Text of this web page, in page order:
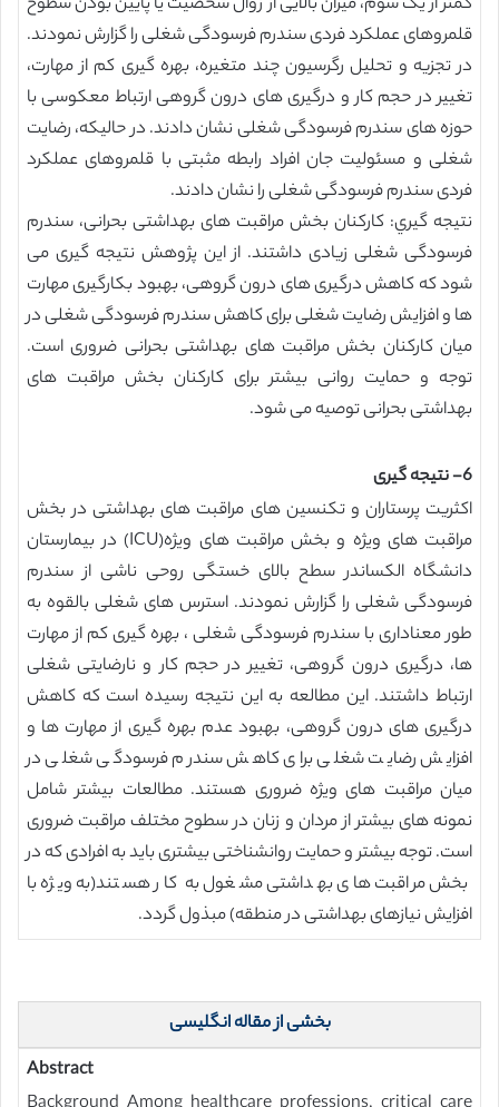
قلمروهای عملکرد فردی سندرم فرسودگی شغلی را گزارش نمودند.
در تجزیه و تحلیل رگرسیون چند متغیره، بهره گیری کم از مهارت،
تغییر در حجم کار و درگیری های درون گروهی ارتباط معکوسی با
حوزه های سندرم فرسودگی شغلی نشان دادند. در حالیکه، رضایت
شغلی و مسئولیت جان افراد رابطه مثبتی با قلمروهای عملکرد
فردی سندرم فرسودگی شغلی را نشان دادند.
نتيجه گيري: کارکنان بخش مراقبت های بهداشتی بحرانی، سندرم
فرسودگی شغلی زیادی داشتند. از این پژوهش نتیجه گیری می
شود که کاهش درگیری های درون گروهی، بهبود بکارگیری مهارت
ها و افزایش رضایت شغلی برای کاهش سندرم فرسودگی شغلی در
میان کارکنان بخش مراقبت های بهداشتی بحرانی ضروری است.
توجه و حمایت روانی بیشتر برای کارکنان بخش مراقبت های
بهداشتی بحرانی توصیه می شود.
6- نتیجه گیری
اکثریت پرستاران و تکنسین های مراقبت های بهداشتی در بخش
مراقبت های ویژه و بخش مراقبت های ویژه(ICU) در بیمارستان
دانشگاه الکساندر سطح بالای خستگی روحی ناشی از سندرم
فرسودگی شغلی را گزارش نمودند. استرس های شغلی بالقوه به
طور معناداری با سندرم فرسودگی شغلی ، بهره گیری کم از مهارت
ها، درگیری درون گروهی، تغییر در حجم کار و نارضایتی شغلی
ارتباط داشتند. این مطالعه به این نتیجه رسیده است که کاهش
درگیری های درون گروهی، بهبود عدم بهره گیری از مهارت ها و
افزایش رضایت شغلی برای کاهش سندرم فرسودگی شغلی در
میان مراقبت های ویژه ضروری هستند. مطالعات بیشتر شامل
نمونه های بیشتر از مردان و زنان در سطوح مختلف مراقبت ضروری
است. توجه بیشتر و حمایت روانشناختی بیشتری باید به افرادی که در
بخش مراقبت های بهداشتی مشغول به کار هستند(به ویژه با
افزایش نیازهای بهداشتی در منطقه) مبذول گردد.
بخشی از مقاله انگلیسی
Abstract